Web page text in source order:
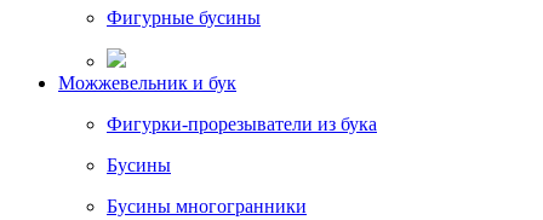
Фигурные бусины
Можжевельник и бук
Фигурки-прорезыватели из бука
Бусины
Бусины многогранники